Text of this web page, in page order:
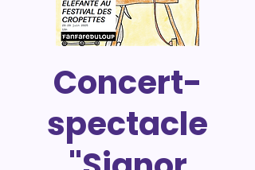
Concert-
spectacle